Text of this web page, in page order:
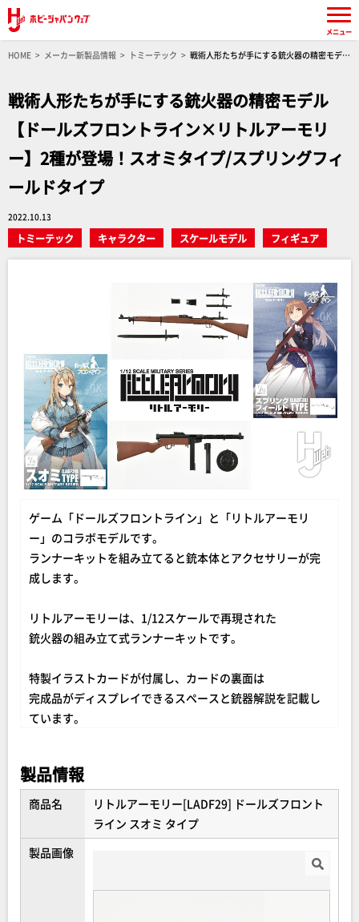
HOME メーカー新製品情報 トミーテック
戦術人形たちが手にする銃火器の精密モデル
戦術人形たちが手にする銃火器の精密モデル
【ドールズフロントライン×リトルアーモリ
ー】2種が登場！スオミタイプ/スプリングフィ
ールドタイプ
2022.10.13
トミーテック キャラクター スケールモデル フィギュア
ゲーム「ドールズフロントライン」と「リトルアーモリ
ー」のコラボモデルです。
ランナーキットを組み立てると銃本体とアクセサリーが完
成します。
リトルアーモリーは、1/12スケールで再現された
銃火器の組み立て式ランナーキットです。
特製イラストカードが付属し、カードの裏面は
完成品がディスプレイできるスペースと銃器解説を記載し
ています。
製品情報
商品名
リトルアーモリー[LADF29] ドールズフロント
ライン スオミ タイプ
製品画像
メニュー